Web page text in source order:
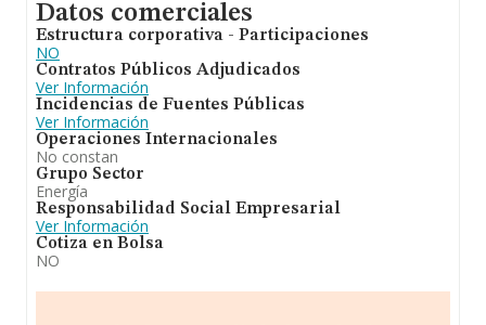
Datos comerciales
Estructura corporativa - Participaciones
NO
Contratos Públicos Adjudicados
Ver Información
Incidencias de Fuentes Públicas
Ver Información
Operaciones Internacionales
No constan
Grupo Sector
Energía
Responsabilidad Social Empresarial
Ver Información
Cotiza en Bolsa
NO